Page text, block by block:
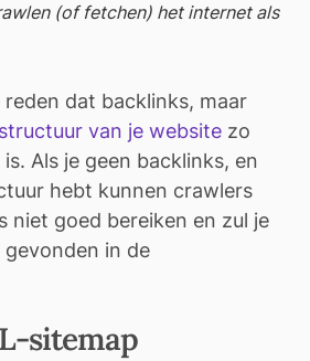
(of fetchen) het internet als
dat backlinks, maar
van je website zo
Als je geen backlinks, en
hebt kunnen crawlers
niet goed bereiken en zul je
in de
sitemap